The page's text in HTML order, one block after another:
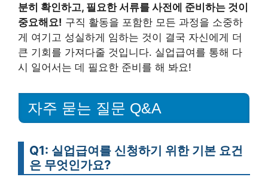
분히 확인하고, 필요한 서류를 사전에 준비하는 것이
중요해요! 구직 활동을 포함한 모든 과정을 소중하
게 여기고 성실하게 임하는 것이 결국 자신에게 더
큰 기회를 가져다줄 것입니다. 실업급여를 통해 다
시 일어서는 데 필요한 준비를 해 봐요!
자주 묻는 질문 Q&A
Q1: 실업급여를 신청하기 위한 기본 요건
은 무엇인가요?